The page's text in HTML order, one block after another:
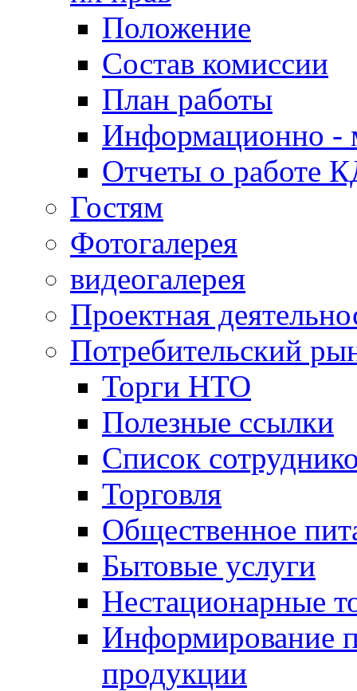
Положение
Состав комиссии
План работы
Информационно -
Отчеты о работе
Гостям
Фотогалерея
видеогалерея
Проектная
Потребительский
Торги НТО
Полезные ссылки
Список
Торговля
Общественное
Бытовые услуги
Нестационарные
Информирование
продукции